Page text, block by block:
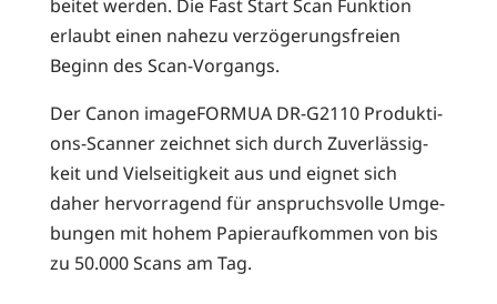
bei­tet wer­den. Die Fast Start Scan Funk­ti­on
erlaubt einen nahe­zu ver­zö­ge­rungs­frei­en
Beginn des Scan-Vorgangs.
Der Canon image­FOR­MUA DR-G2110 Pro­duk­ti­
ons-Scan­ner zeich­net sich durch Zuver­läs­sig­
keit und Viel­sei­tig­keit aus und eig­net sich
daher her­vor­ra­gend für anspruchs­vol­le Umge­
bun­gen mit hohem Papier­auf­kom­men von bis
zu 50.000 Scans am Tag.